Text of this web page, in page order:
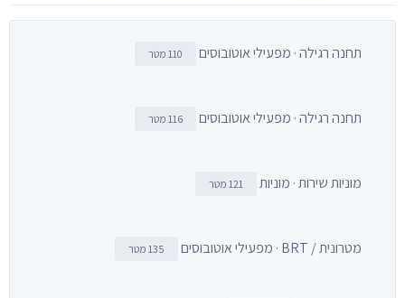
תחנה רגילה · מפעילי אוטובוסים 110 מטר
תחנה רגילה · מפעילי אוטובוסים 116 מטר
מוניות שירות · מוניות 121 מטר
מטרונית / BRT · מפעילי אוטובוסים 135 מטר